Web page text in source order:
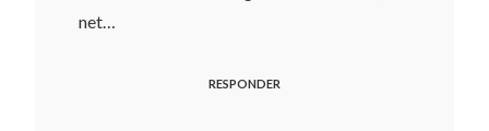
net…
RESPONDER